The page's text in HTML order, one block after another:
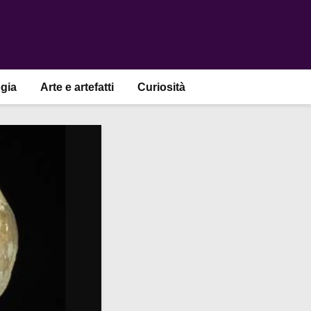
Arte e artefatti Curiosità